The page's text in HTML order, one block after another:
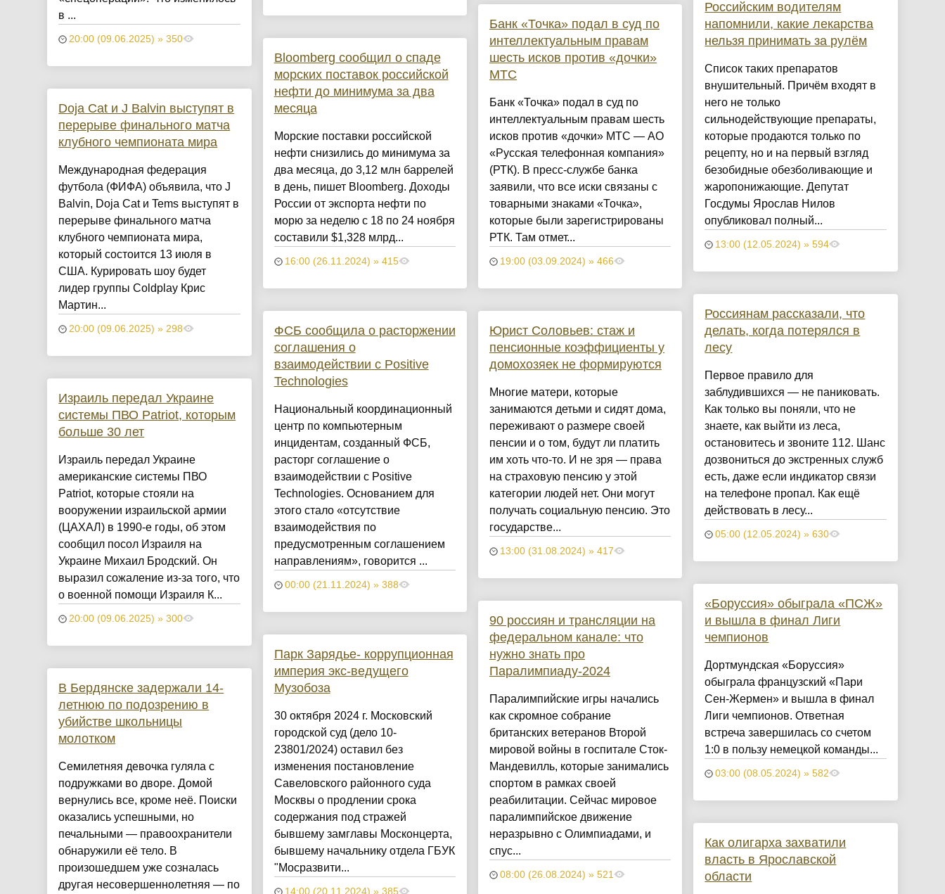
в ...
20:00 (09.06.2025) » 350
Doja Cat и J Balvin выступят в
перерыве финального матча
клубного чемпионата мира
Международная федерация
футбола (ФИФА) объявила, что J
Balvin, Doja Cat и Tems выступят в
перерыве финального матча
клубного чемпионата мира,
который состоится 13 июля в
США. Курировать шоу будет
лидер группы Coldplay Крис
Мартин...
20:00 (09.06.2025) » 298
Израиль передал Украине
системы ПВО Patriot, которым
больше 30 лет
Израиль передал Украине
американские системы ПВО
Patriot, которые стояли на
вооружении израильской армии
(ЦАХАЛ) в 1990-е годы, об этом
сообщил посол Израиля на
Украине Михаил Бродский. Он
выразил сожаление из-за того, что
о военной помощи Израиля К...
20:00 (09.06.2025) » 300
В Бердянске задержали 14-
летнюю по подозрению в
убийстве школьницы
молотком
Семилетняя девочка гуляла с
подружками во дворе. Домой
вернулись все, кроме неё. Поиски
оказались успешными, но
печальными — правоохранители
обнаружили её тело. В
произошедшем уже созналась
другая несовершеннолетняя — по
Bloomberg сообщил о спаде
морских поставок российской
нефти до минимума за два
месяца
Морские поставки российской
нефти снизились до минимума за
два месяца, до 3,12 млн баррелей
в день, пишет Bloomberg. Доходы
России от экспорта нефти по
морю за неделю с 18 по 24 ноября
составили $1,328 млрд...
16:00 (26.11.2024) » 415
ФСБ сообщила о расторжении
соглашения о
взаимодействии с Positive
Technologies
Национальный координационный
центр по компьютерным
инцидентам, созданный ФСБ,
расторг соглашение о
взаимодействии с Positive
Technologies. Основанием для
этого стало «отсутствие
взаимодействия по
предусмотренным соглашением
направлениям», говорится ...
00:00 (21.11.2024) » 388
Парк Зарядье- коррупционная
империя экс-ведущего
Музобоза
30 октября 2024 г. Московский
городской суд (дело 10-
23801/2024) оставил без
изменения постановление
Савеловского районного суда
Москвы о продлении срока
содержания под стражей
бывшему замглавы Москонцерта,
бывшему начальнику отдела ГБУК
"Мосразвити...
14:00 (20.11.2024) » 385
Банк «Точка» подал в суд по
интеллектуальным правам
шесть исков против «дочки»
МТС
Банк «Точка» подал в суд по
интеллектуальным правам шесть
исков против «дочки» МТС — АО
«Русская телефонная компания»
(РТК). В пресс-службе банка
заявили, что все иски связаны с
товарными знаками «Точка»,
которые были зарегистрированы
РТК. Там отмет...
19:00 (03.09.2024) » 466
Юрист Соловьев: стаж и
пенсионные коэффициенты у
домохозяек не формируются
Многие матери, которые
занимаются детьми и сидят дома,
переживают о размере своей
пенсии и о том, будут ли платить
им хоть что-то. И не зря — права
на страховую пенсию у этой
категории людей нет. Они могут
получать социальную пенсию. Это
государстве...
13:00 (31.08.2024) » 417
90 россиян и трансляции на
федеральном канале: что
нужно знать про
Паралимпиаду-2024
Паралимпийские игры начались
как скромное собрание
британских ветеранов Второй
мировой войны в госпитале Сток-
Мандевилль, которые занимались
спортом в рамках своей
реабилитации. Сейчас мировое
паралимпийское движение
неразрывно с Олимпиадами, и
спус...
08:00 (26.08.2024) » 521
Российским водителям
напомнили, какие лекарства
нельзя принимать за рулём
Список таких препаратов
внушительный. Причём входят в
него не только
сильнодействующие препараты,
которые продаются только по
рецепту, но и на первый взгляд
безобидные обезболивающие и
жаропонижающие. Депутат
Госдумы Ярослав Нилов
опубликовал полный...
13:00 (12.05.2024) » 594
Россиянам рассказали, что
делать, когда потерялся в
лесу
Первое правило для
заблудившихся — не паниковать.
Как только вы поняли, что не
знаете, как выйти из леса,
остановитесь и звоните 112. Шанс
дозвониться до экстренных служб
есть, даже если индикатор связи
на телефоне пропал. Как ещё
действовать в лесу...
05:00 (12.05.2024) » 630
«Боруссия» обыграла «ПСЖ»
и вышла в финал Лиги
чемпионов
Дортмундская «Боруссия»
обыграла французский «Пари
Сен-Жермен» и вышла в финал
Лиги чемпионов. Ответная
встреча завершилась со счетом
1:0 в пользу немецкой команды...
03:00 (08.05.2024) » 582
Как олигарха захватили
власть в Ярославской
области